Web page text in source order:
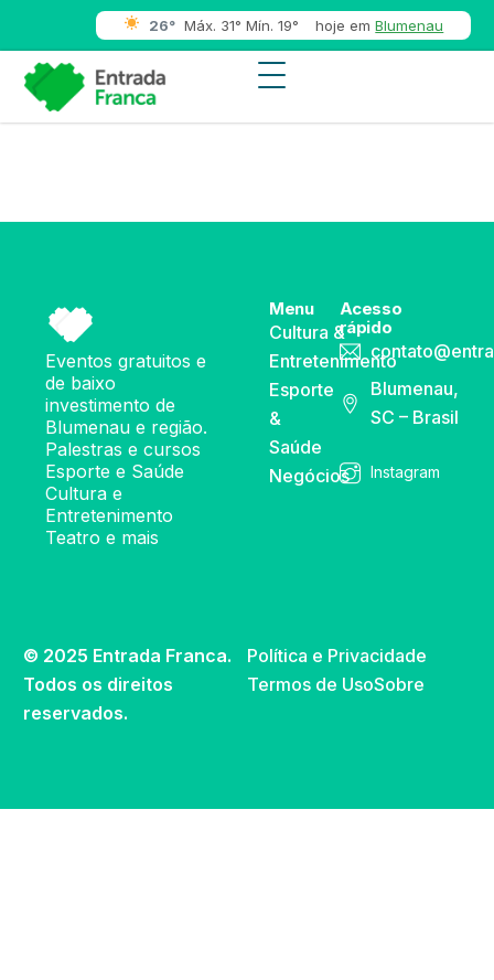
26° Máx. 31° Mín. 19° hoje em Blumenau
Eventos gratuitos e
de baixo
investimento de
Blumenau e região.
Palestras e cursos
Esporte e Saúde
Cultura e
Entretenimento
Teatro e mais
Menu
Cultura &
Entretenimento
Esporte
&
Saúde
Negócios
Acesso
rápido
Blumenau,
SC – Brasil
Instagram
© 2025 Entrada Franca.
Todos os direitos
reservados.
Política e Privacidade
Termos de UsoSobre